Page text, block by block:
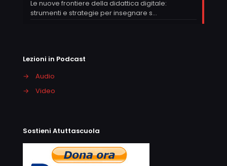
Le nuove frontiere della didattica digitale:
strumenti e strategie per insegnare s…
Lezioni in Podcast
→
Audio
→
Video
Sostieni Atuttascuola